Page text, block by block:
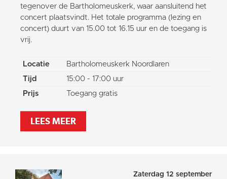
tegenover de Bartholomeuskerk, waar aansluitend het
concert plaatsvindt. Het totale programma (lezing en
concert) duurt van 15.00 tot 16.15 uur en de toegang is
vrij.
Locatie
Bartholomeuskerk Noordlaren
Tijd
15:00 - 17:00 uur
Prijs
Toegang gratis
LEES MEER
Zaterdag 12 september